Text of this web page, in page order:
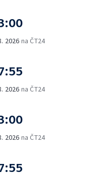
2026 na ČT24
2026 na ČT24
2026 na ČT24